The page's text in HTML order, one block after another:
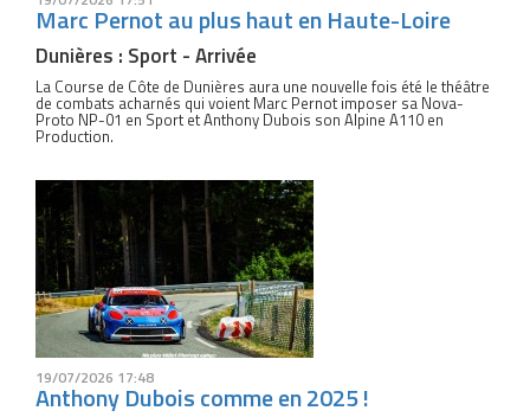
Marc Pernot au plus haut en Haute-Loire
Dunières : Sport - Arrivée
La Course de Côte de Dunières aura une nouvelle fois été le théâtre
de combats acharnés qui voient Marc Pernot imposer sa Nova-
Proto NP-01 en Sport et Anthony Dubois son Alpine A110 en
Production.
19/07/2026 17:48
Anthony Dubois comme en 2025 !